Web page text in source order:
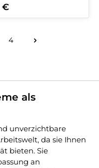
€
Seite
4
als
unverzichtbare
da sie Ihnen
bieten. Sie
an